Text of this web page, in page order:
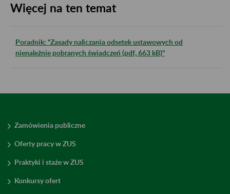
Więcej na ten temat
Poradnik: "Zasady naliczania odsetek ustawowych od
nienależnie pobranych świadczeń (pdf, 663 kB)"
Zamówienia publiczne
Oferty pracy w ZUS
Praktyki i staże w ZUS
Konkursy ofert